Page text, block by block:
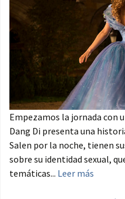
Empezamos la jornada con
Dang Di presenta una
Salen por la noche, tienen
sobre su identidad sexual,
temáticas... Leer más